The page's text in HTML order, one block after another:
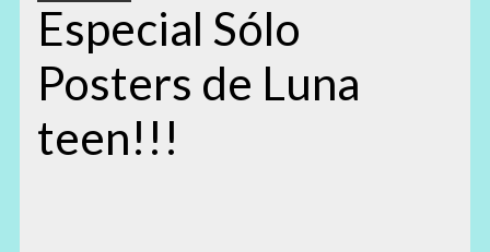
Especial Sólo
Posters de Luna
teen!!!